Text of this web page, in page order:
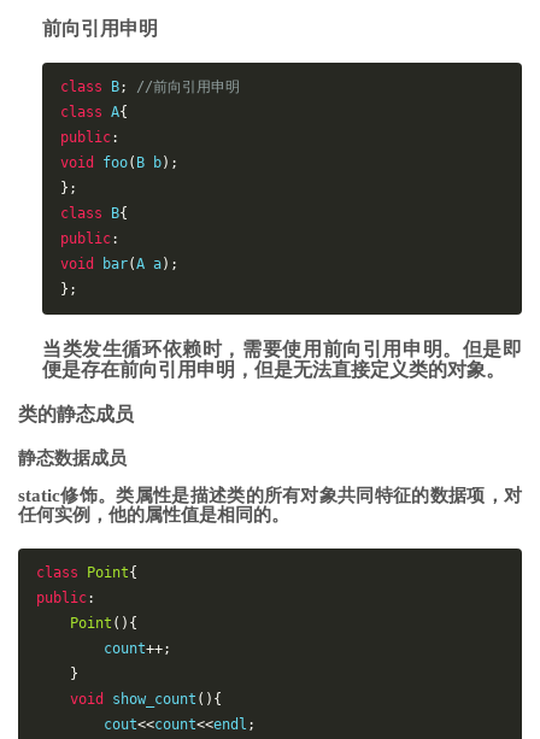
前向引用申明
class B;
//前向引用申明
class A{
public:
void
foo( B b) ;
};
class B{
public:
void
bar(A a) ;
};
当类发生循环依赖时，需要使用前向引用申明。但是即
便是存在前向引用申明，但是无法直接定义类的对象。
类的静态成员
静态数据成员
static修饰。类属性是描述类的所有对象共同特征的数据项，对
任何实例，他的属性值是相同的。
class Point{
public:
Point (){
        count
++;
}
void
show_count () {
cout<<count<<endl ;